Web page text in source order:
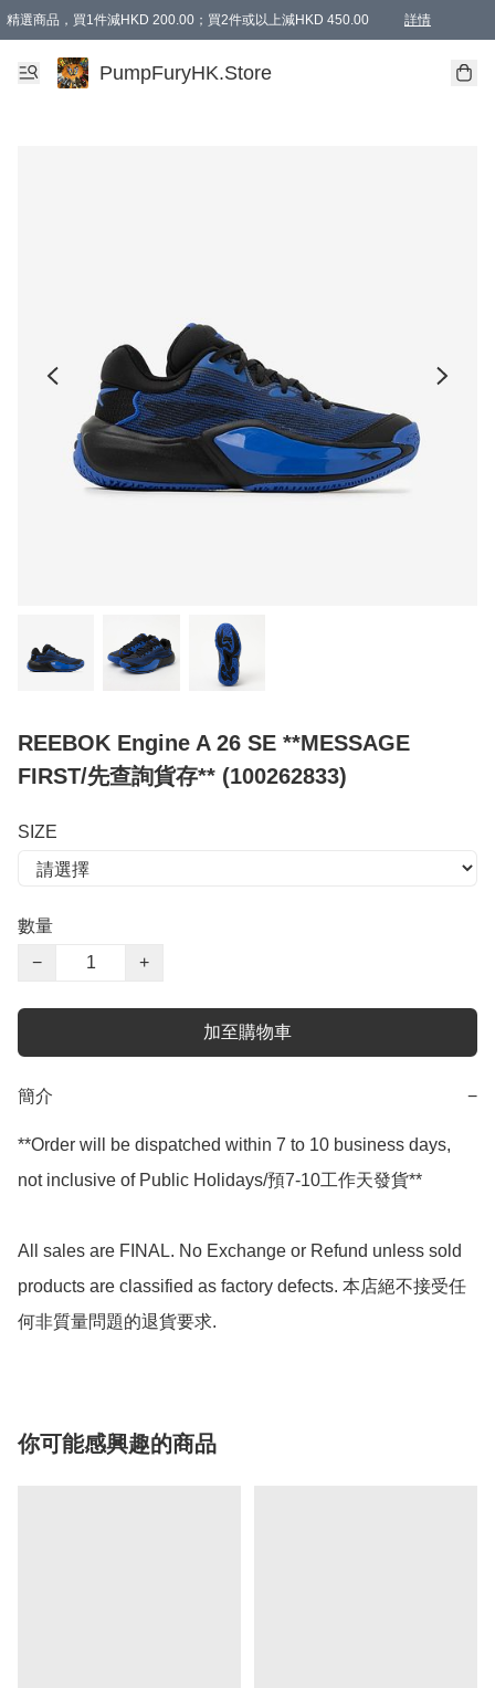
精選商品，買1件減HKD 200.00；買2件或以上減HKD 450.00 詳情
AAPE商品,會員專享9折或以上（按會員等級）AAPE products, members can
精選商品，任選買2件或以上減HKD 100.00
購物滿 HKD 800.00即享免運費優惠！（適用於 特定的送貨方式 )
PumpFuryHK.Store
REEBOK Engine A 26 SE **MESSAGE
FIRST/先查詢貨存** (100262833)
SIZE
數量
−
+
加至購物車
簡介 −
**Order will be dispatched within 7 to 10 business days,
not inclusive of Public Holidays/預7-10工作天發貨**
All sales are FINAL. No Exchange or Refund unless sold
products are classified as factory defects. 本店絕不接受任
你可能感興趣的商品